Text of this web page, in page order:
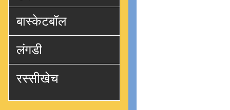
बास्केटबॉल
लंगडी
रस्सीखेच